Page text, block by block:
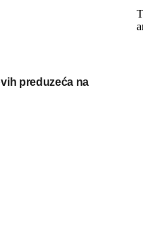
preduzeća na